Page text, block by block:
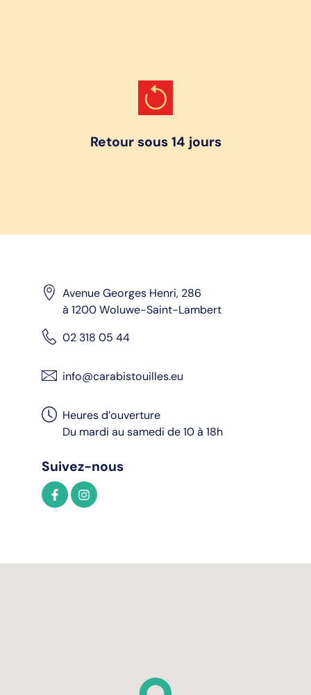
Retour sous 14 jours
Avenue Georges Henri, 286
à 1200 Woluwe-Saint-Lambert
02 318 05 44
info@carabistouilles.eu
Heures d’ouverture
Du mardi au samedi de 10 à 18h
Suivez-nous